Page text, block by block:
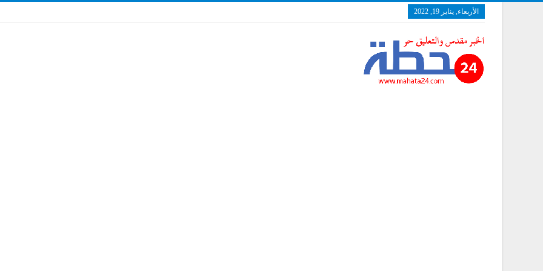
الأربعاء, يناير 19, 2022